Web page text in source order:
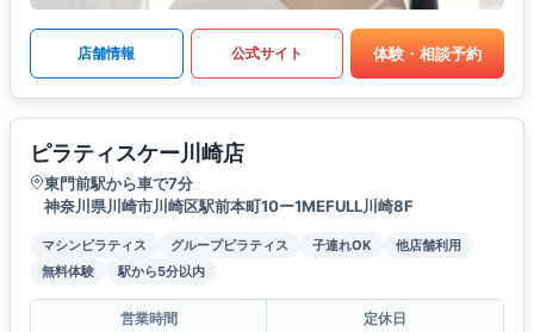
店舗情報 公式サイト 体験・相談予約
ピラティスケー川崎店
東門前駅から車で7分
神奈川県川崎市川崎区駅前本町10ー1MEFULL川崎8F
マシンピラティス グループピラティス 子連れOK
他店舗利用
無料体験
駅から5分以内
営業時間
定休日